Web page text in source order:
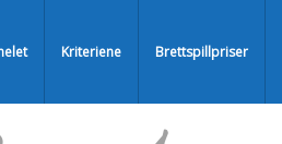
Kriteriene Brettspillpriser